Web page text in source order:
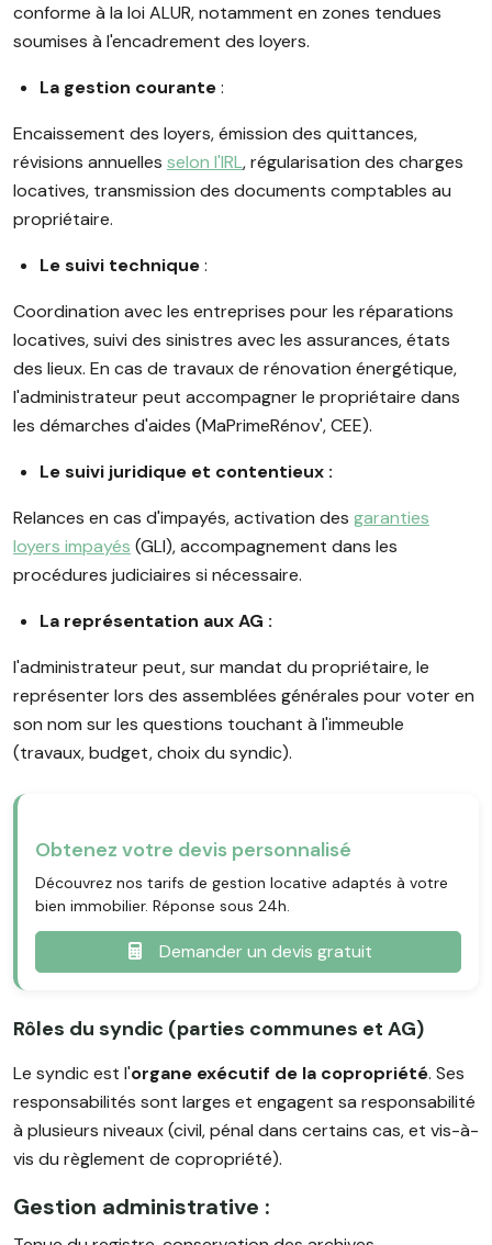
conforme à la loi ALUR, notamment en zones tendues
soumises à l'encadrement des loyers.
La gestion courante:
Encaissement des loyers, émission des quittances,
révisions annuelles selon l'IRL, régularisation des charges
locatives, transmission des documents comptables au
propriétaire.
Le suivi technique:
Coordination avec les entreprises pour les réparations
locatives, suivi des sinistres avec les assurances, états
des lieux. En cas de travaux de rénovation énergétique,
l'administrateur peut accompagner le propriétaire dans
les démarches d'aides (MaPrimeRénov', CEE).
Le suivi juridique et contentieux :
Relances en cas d'impayés, activation des garanties
loyers impayés (GLI), accompagnement dans les
procédures judiciaires si nécessaire.
La représentation aux AG :
l'administrateur peut, sur mandat du propriétaire, le
représenter lors des assemblées générales pour voter en
son nom sur les questions touchant à l'immeuble
(travaux, budget, choix du syndic).
Obtenez votre devis personnalisé
Découvrez nos tarifs de gestion locative adaptés à votre
bien immobilier. Réponse sous 24h.
Demander un devis gratuit
Rôles du syndic (parties communes et AG)
Le syndic est l'organe exécutif de la copropriété. Ses
responsabilités sont larges et engagent sa responsabilité
à plusieurs niveaux (civil, pénal dans certains cas, et vis-à-
vis du règlement de copropriété).
Gestion administrative :